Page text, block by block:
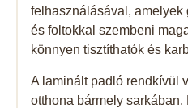
felhasználásával, amelyek
és foltokkal szembeni
könnyen tisztíthatók és
A laminált padló rendkívül
otthona bármely sarkában.